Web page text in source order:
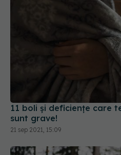
11 boli și deficiențe care
sunt grave!
21 sep 2021, 15:09